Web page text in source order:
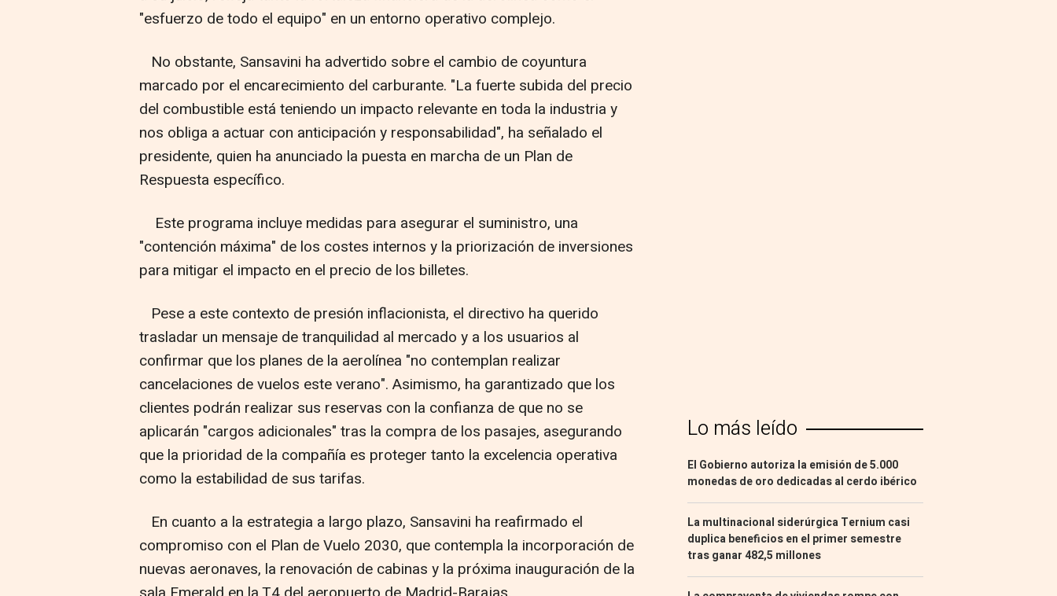
"esfuerzo de todo el equipo" en un entorno operativo complejo.
No obstante, Sansavini ha advertido sobre el cambio de coyuntura
marcado por el encarecimiento del carburante. "La fuerte subida del precio
del combustible está teniendo un impacto relevante en toda la industria y
nos obliga a actuar con anticipación y responsabilidad", ha señalado el
presidente, quien ha anunciado la puesta en marcha de un Plan de
Respuesta específico.
Este programa incluye medidas para asegurar el suministro, una
"contención máxima" de los costes internos y la priorización de inversiones
para mitigar el impacto en el precio de los billetes.
Pese a este contexto de presión inflacionista, el directivo ha querido
trasladar un mensaje de tranquilidad al mercado y a los usuarios al
confirmar que los planes de la aerolínea "no contemplan realizar
cancelaciones de vuelos este verano". Asimismo, ha garantizado que los
clientes podrán realizar sus reservas con la confianza de que no se
aplicarán "cargos adicionales" tras la compra de los pasajes, asegurando
que la prioridad de la compañía es proteger tanto la excelencia operativa
como la estabilidad de sus tarifas.
En cuanto a la estrategia a largo plazo, Sansavini ha reafirmado el
compromiso con el Plan de Vuelo 2030, que contempla la incorporación de
nuevas aeronaves, la renovación de cabinas y la próxima inauguración de la
Lo más leído
El Gobierno autoriza la emisión de 5.000
monedas de oro dedicadas al cerdo ibérico
La multinacional siderúrgica Ternium casi
duplica beneficios en el primer semestre
tras ganar 482,5 millones